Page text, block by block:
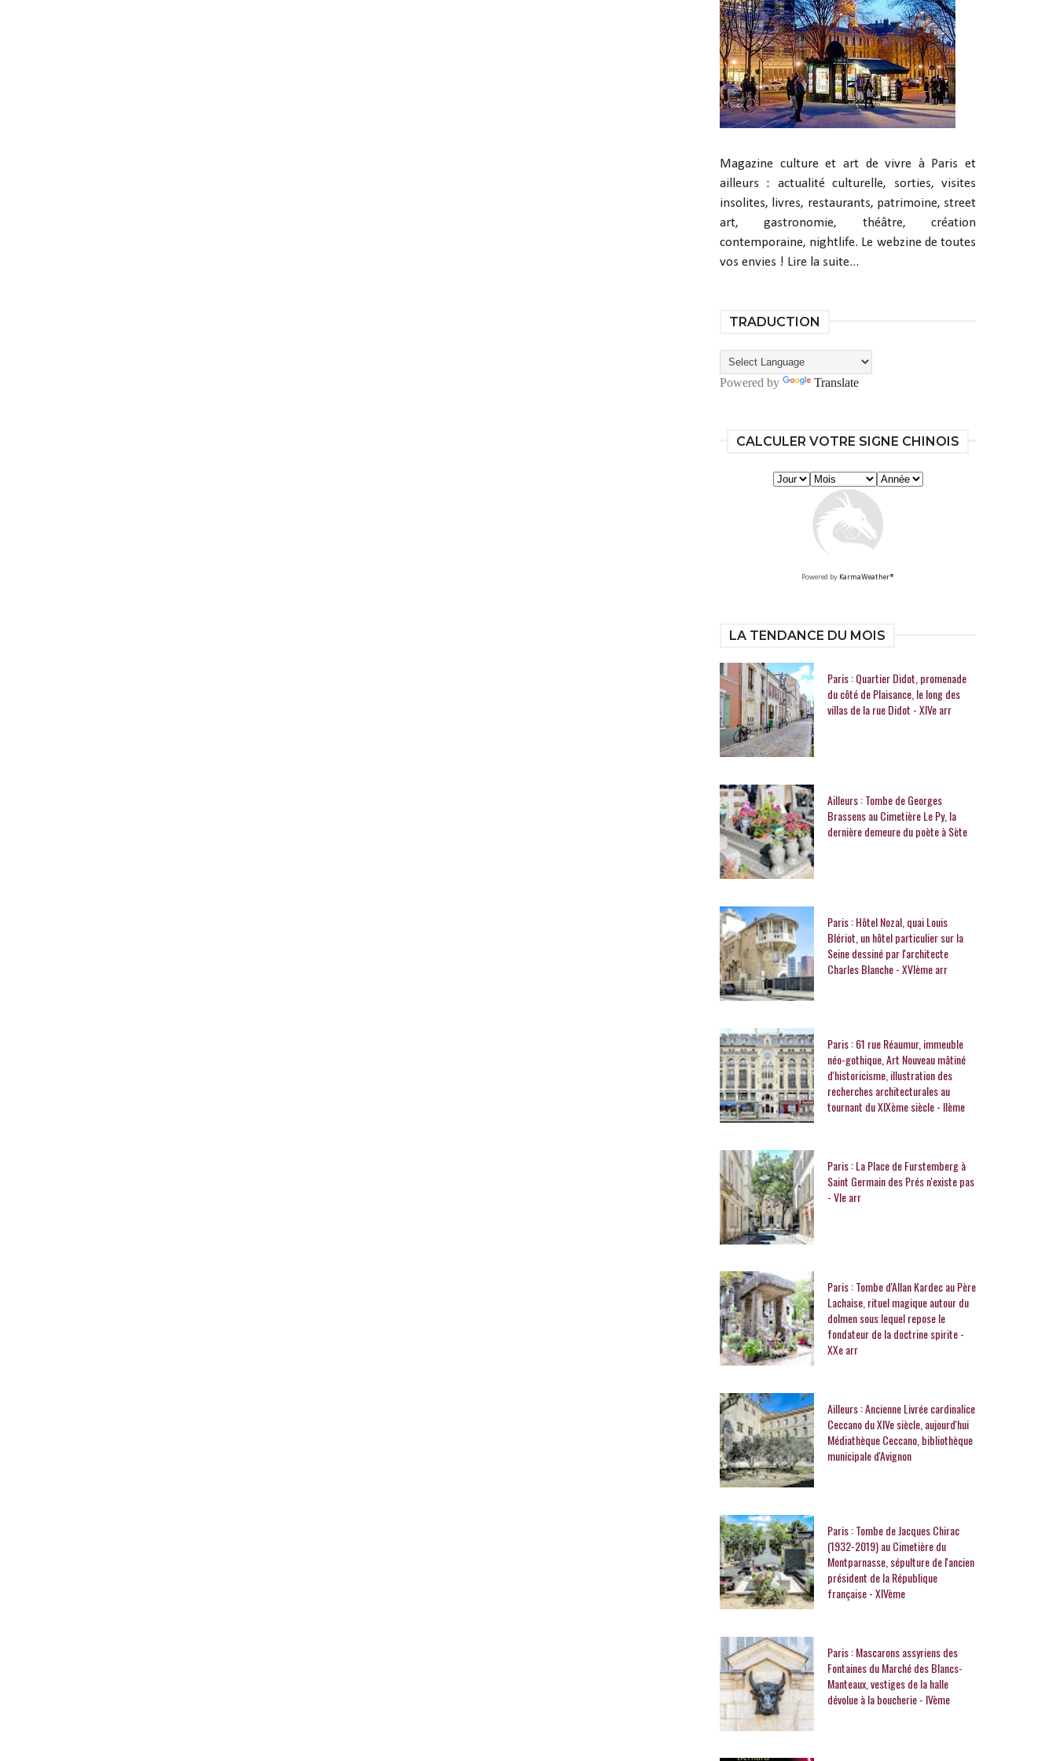
Magazine culture et art de vivre à Paris et
ailleurs : actualité culturelle, sorties, visites
insolites, livres, restaurants, patrimoine, street
art, gastronomie, théâtre, création
contemporaine, nightlife. Le webzine de toutes
vos envies ! Lire la suite...
TRADUCTION
Powered by Translate
CALCULER VOTRE SIGNE CHINOIS
Powered by KarmaWeather®
LA TENDANCE DU MOIS
Paris : Quartier Didot, promenade
du côté de Plaisance, le long des
villas de la rue Didot - XIVe arr
Ailleurs : Tombe de Georges
Brassens au Cimetière Le Py, la
dernière demeure du poète à Sète
Paris : Hôtel Nozal, quai Louis
Blériot, un hôtel particulier sur la
Seine dessiné par l'architecte
Charles Blanche - XVIème arr
Paris : 61 rue Réaumur, immeuble
néo-gothique, Art Nouveau mâtiné
d'historicisme, illustration des
recherches architecturales au
tournant du XIXème siècle - IIème
Paris : La Place de Furstemberg à
Saint Germain des Prés n'existe pas
- VIe arr
Paris : Tombe d'Allan Kardec au Père
Lachaise, rituel magique autour du
dolmen sous lequel repose le
fondateur de la doctrine spirite -
XXe arr
Ailleurs : Ancienne Livrée cardinalice
Ceccano du XIVe siècle, aujourd'hui
Médiathèque Ceccano, bibliothèque
municipale d'Avignon
Paris : Tombe de Jacques Chirac
(1932-2019) au Cimetière du
Montparnasse, sépulture de l'ancien
président de la République
française - XIVème
Paris : Mascarons assyriens des
Fontaines du Marché des Blancs-
Manteaux, vestiges de la halle
dévolue à la boucherie - IVème